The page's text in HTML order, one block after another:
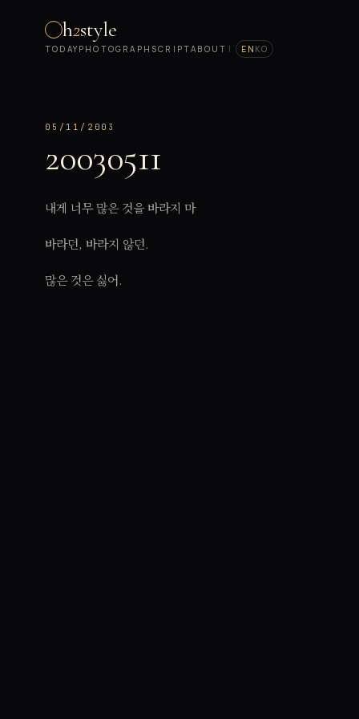
h2style
TODAY PHOTOGRAPH SCRIPTABOUT | EN KO
05/11/2003
20030511
내게 너무 많은 것을 바라지 마
바라던, 바라지 않던.
많은 것은 싫어.